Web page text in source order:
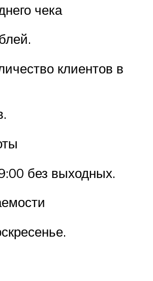
чека
клиентов в
без выходных.